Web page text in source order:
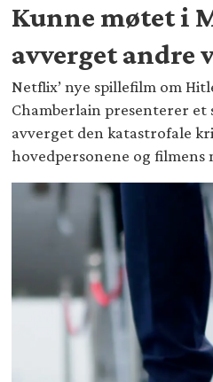
Kunne møtet i
avverget andre
Netflix’ nye spillefilm om
Chamberlain presenterer et
avverget den katastrofale
hovedpersonene og filmens